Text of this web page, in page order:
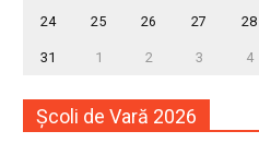
24 25 26 27 28
31 1 2 3 4
Școli de Vară 2026